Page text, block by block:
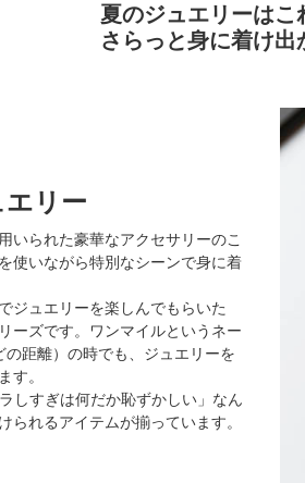
夏のジュエリーはこ
さらっと身に着け出
エリー
いられた豪華なアクセサリーのこ
使いながら特別なシーンで身に着
ジュエリーを楽しんでもらいた
ーズです。ワンマイルというネー
距離）の時でも、ジュエリーを
す。
しすぎは何だか恥ずかしい」なん
られるアイテムが揃っています。